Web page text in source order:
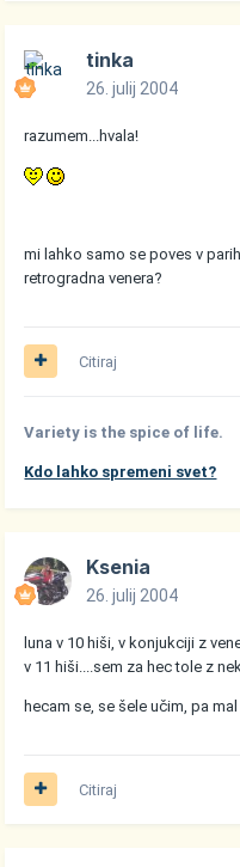
tinka
26. julij 2004
razumem...hvala!
mi lahko samo se poves v
retrogradna venera?
Citiraj
Variety is the spice of life.
Kdo lahko spremeni svet?
Ksenia
26. julij 2004
luna v 10 hiši, v konjukciji z
v 11 hiši....sem za hec tole z
hecam se, se šele učim, pa mal
Citiraj